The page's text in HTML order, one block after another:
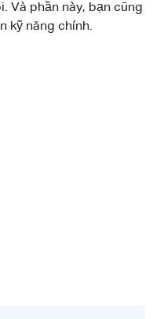
Và phần này, bạn cũng
kỹ năng chính.